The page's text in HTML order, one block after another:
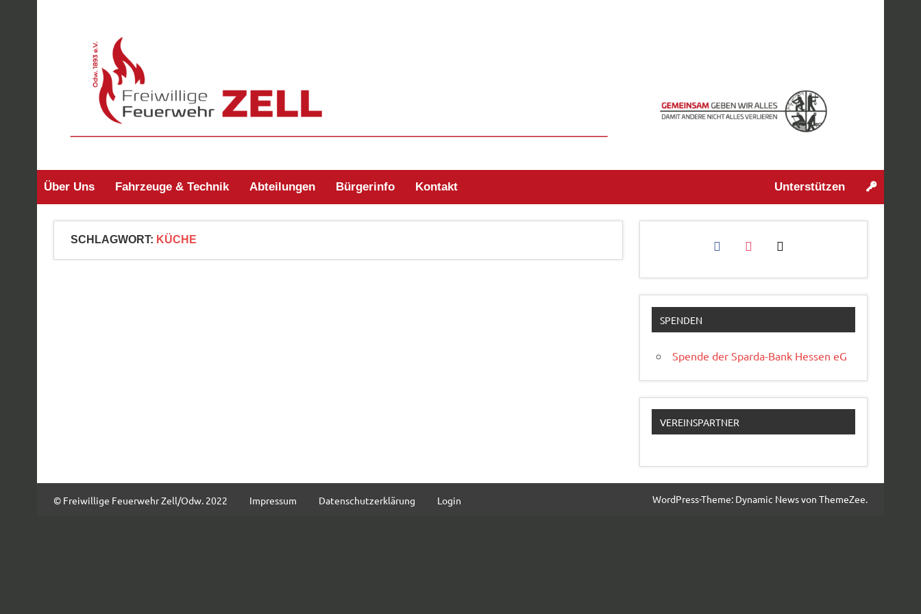
Über Uns Fahrzeuge & Technik Abteilungen Bürgerinfo Kontakt Unterstützen
SCHLAGWORT: KÜCHE facebookinstagram
mail
SPENDEN
Spende der Sparda-Bank Hessen eG
VEREINSPARTNER
© Freiwillige Feuerwehr Zell/Odw. 2022 Impressum Datenschutzerklärung Login WordPress-Theme: Dynamic News von ThemeZee.